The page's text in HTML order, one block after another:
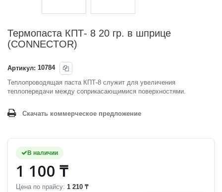
Термопаста КПТ- 8 20 гр. в шприце
(CONNECTOR)
Артикул: 10784
Теплопроводящая паста КПТ-8 служит для увеличения
теплопередачи между соприкасающимися поверхностями.
Скачать коммерческое предложение
В наличии
1 100 ₸
Цена по прайсу: 1 210 ₸